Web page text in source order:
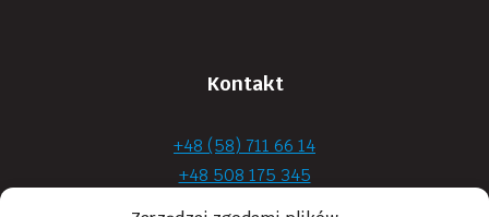
Kontakt
+48 (58) 711 66 14
+48 508 175 345
+48 720 870 590